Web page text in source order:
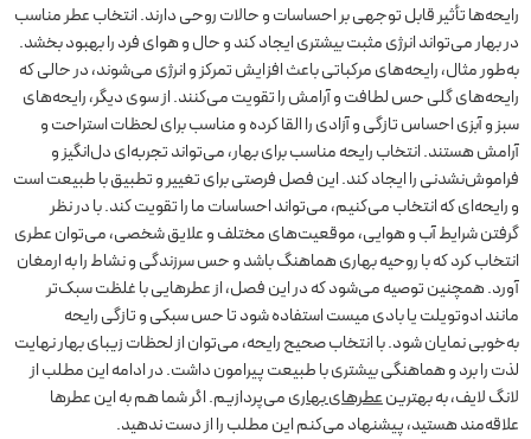
رایحه‌ها تأثیر قابل توجهی بر احساسات و حالات روحی دارند. انتخاب عطر مناسب
در بهار می‌تواند انرژی مثبت بیشتری ایجاد کند و حال و هوای فرد را بهبود بخشد.
به‌طور مثال، رایحه‌های مرکباتی باعث افزایش تمرکز و انرژی می‌شوند، در حالی که
رایحه‌های گلی حس لطافت و آرامش را تقویت می‌کنند. از سوی دیگر، رایحه‌های
سبز و آبزی احساس تازگی و آزادی را القا کرده و مناسب برای لحظات استراحت و
آرامش هستند. انتخاب رایحه مناسب برای بهار، می‌تواند تجربه‌ای دل‌انگیز و
فراموش‌نشدنی را ایجاد کند. این فصل فرصتی برای تغییر و تطبیق با طبیعت است
و رایحه‌ای که انتخاب می‌کنیم، می‌تواند احساسات ما را تقویت کند. با در نظر
گرفتن شرایط آب و هوایی، موقعیت‌های مختلف و علایق شخصی، می‌توان عطری
انتخاب کرد که با روحیه بهاری هماهنگ باشد و حس سرزندگی و نشاط را به ارمغان
آورد. همچنین توصیه می‌شود که در این فصل، از عطرهایی با غلظت سبک‌تر
مانند ادوتویلت یا بادی میست استفاده شود تا حس سبکی و تازگی رایحه
به‌خوبی نمایان شود. با انتخاب صحیح رایحه، می‌توان از لحظات زیبای بهار نهایت
لذت را برد و هماهنگی بیشتری با طبیعت پیرامون داشت. در ادامه این مطلب از
لانگ لایف، به بهترینعطرهای بهاریمی‌پردازیم. اگر شما هم به این عطرها
علاقه‌مند هستید، پیشنهاد می‌کنم این مطلب را از دست ندهید.